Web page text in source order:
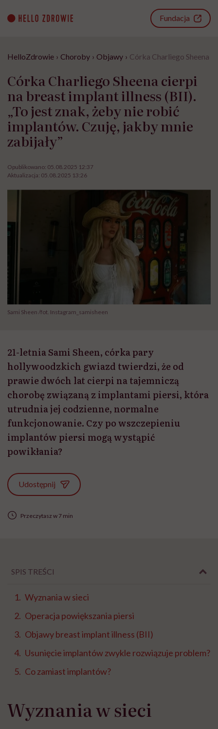
content
Fundacja
HelloZdrowie › Choroby › Objawy › Córka Charliego Sheena
Córka Charliego Sheena cierpi
na breast implant illness (BII).
„To jest znak, żeby nie robić
implantów. Czuję, jakby mnie
zabijały”
Opublikowano: 05.08.2025 12:37
Aktualizacja: 05.08.2025 13:26
Sami Sheen /fot. Instagram_samisheen
21-letnia Sami Sheen, córka pary
hollywoodzkich gwiazd twierdzi, że od
prawie dwóch lat cierpi na tajemniczą
chorobę związaną z implantami piersi, która
utrudnia jej codzienne, normalne
funkcjonowanie. Czy po wszczepieniu
implantów piersi mogą wystąpić
powikłania?
Udostępnij
Przeczytasz w 7 min
SPIS TREŚCI
Wyznania w sieci
Operacja powiększania piersi
Objawy breast implant illness (BII)
Usunięcie implantów zwykle rozwiązuje problem?
Co zamiast implantów?
Wyznania w sieci